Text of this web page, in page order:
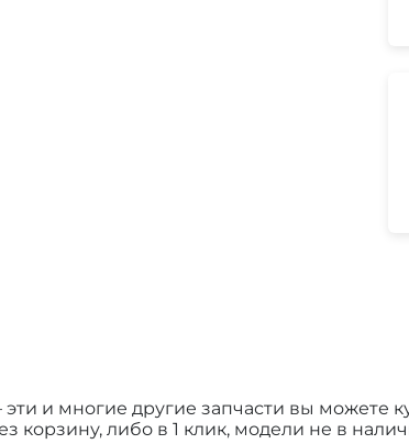
эти и многие другие запчасти вы
корзину, либо в 1 клик, модели не в